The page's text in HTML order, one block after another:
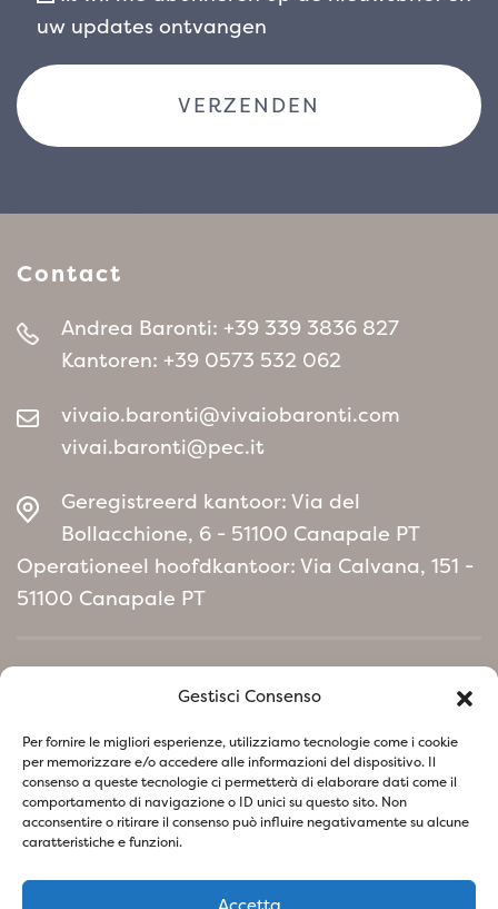
Gestisci Consenso
Per fornire le migliori esperienze, utilizziamo tecnologie come i cookie
per memorizzare e/o accedere alle informazioni del dispositivo. Il
consenso a queste tecnologie ci permetterà di elaborare dati come il
comportamento di navigazione o ID unici su questo sito. Non
acconsentire o ritirare il consenso può influire negativamente su alcune
caratteristiche e funzioni.
Accetta
uw updates ontvangen
Contact
Andrea Baronti: +39 339 3836 827
Kantoren: +39 0573 532 062
vivaio.baronti@vivaiobaronti.com
vivai.baronti@pec.it
Geregistreerd kantoor: Via del
Bollacchione, 6 - 51100 Canapale PT
Operationeel hoofdkantoor: Via Calvana, 151 -
51100 Canapale PT
Home
Volg ons op sociale netwerken